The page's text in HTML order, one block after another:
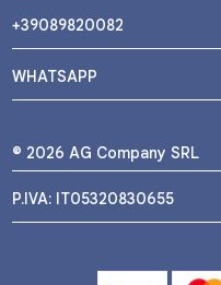
+39089820082
WHATSAPP
© 2026 AG Company SRL
P.IVA: IT05320830655